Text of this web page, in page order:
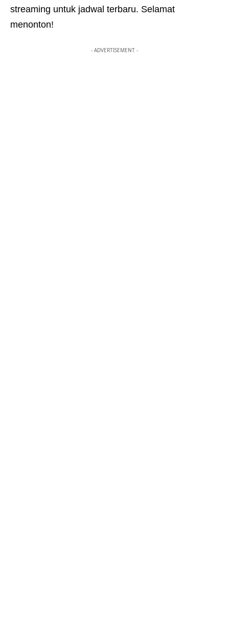
streaming untuk jadwal terbaru. Selamat
menonton!
- ADVERTISEMENT -